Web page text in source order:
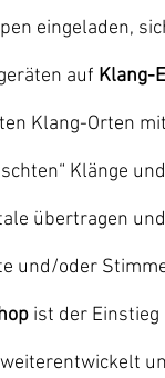
eingeladen,
auf Klang-
Klang-Orten
Klänge
übertragen
und/oder
ist der